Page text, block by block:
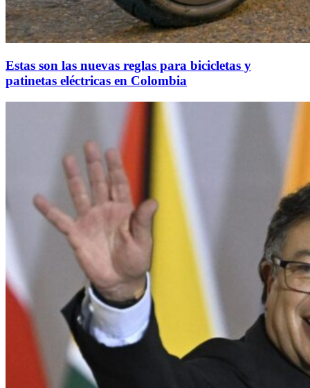
Estas son las nuevas reglas para bicicletas y
patinetas eléctricas en Colombia